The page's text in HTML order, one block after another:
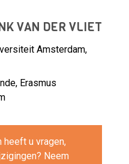
VAN DER VLIET
Amsterdam,
Erasmus
u vragen,
Neem